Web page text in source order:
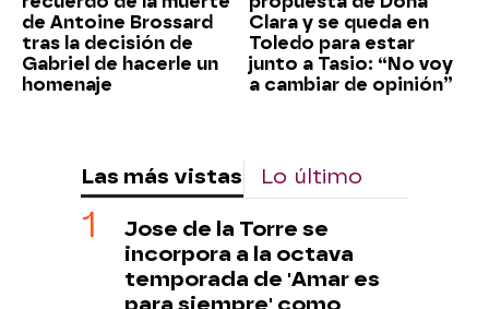
de Antoine Brossard
tras la decisión de
Gabriel de hacerle un
homenaje
Clara y se queda en
Toledo para estar
junto a Tasio: “No voy
a cambiar de opinión”
Las más vistas Lo último
Jose de la Torre se
incorpora a la octava
temporada de 'Amar es
para siempre' como